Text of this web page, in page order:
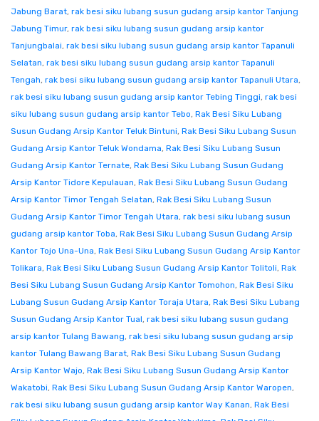
Jabung Barat, rak besi siku lubang susun gudang arsip kantor Tanjung
Jabung Timur, rak besi siku lubang susun gudang arsip kantor
Tanjungbalai, rak besi siku lubang susun gudang arsip kantor Tapanuli
Selatan, rak besi siku lubang susun gudang arsip kantor Tapanuli
Tengah, rak besi siku lubang susun gudang arsip kantor Tapanuli Utara,
rak besi siku lubang susun gudang arsip kantor Tebing Tinggi, rak besi
siku lubang susun gudang arsip kantor Tebo, Rak Besi Siku Lubang
Susun Gudang Arsip Kantor Teluk Bintuni, Rak Besi Siku Lubang Susun
Gudang Arsip Kantor Teluk Wondama, Rak Besi Siku Lubang Susun
Gudang Arsip Kantor Ternate, Rak Besi Siku Lubang Susun Gudang
Arsip Kantor Tidore Kepulauan, Rak Besi Siku Lubang Susun Gudang
Arsip Kantor Timor Tengah Selatan, Rak Besi Siku Lubang Susun
Gudang Arsip Kantor Timor Tengah Utara, rak besi siku lubang susun
gudang arsip kantor Toba, Rak Besi Siku Lubang Susun Gudang Arsip
Kantor Tojo Una-Una, Rak Besi Siku Lubang Susun Gudang Arsip Kantor
Tolikara, Rak Besi Siku Lubang Susun Gudang Arsip Kantor Tolitoli, Rak
Besi Siku Lubang Susun Gudang Arsip Kantor Tomohon, Rak Besi Siku
Lubang Susun Gudang Arsip Kantor Toraja Utara, Rak Besi Siku Lubang
Susun Gudang Arsip Kantor Tual, rak besi siku lubang susun gudang
arsip kantor Tulang Bawang, rak besi siku lubang susun gudang arsip
kantor Tulang Bawang Barat, Rak Besi Siku Lubang Susun Gudang
Arsip Kantor Wajo, Rak Besi Siku Lubang Susun Gudang Arsip Kantor
Wakatobi, Rak Besi Siku Lubang Susun Gudang Arsip Kantor Waropen,
rak besi siku lubang susun gudang arsip kantor Way Kanan, Rak Besi